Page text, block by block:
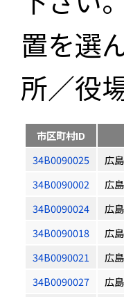
置を選
所／役
市区町村ID
34B0090025
広
34B0090002
広
34B0090024
広
34B0090018
広
34B0090021
広
34B0090027
広